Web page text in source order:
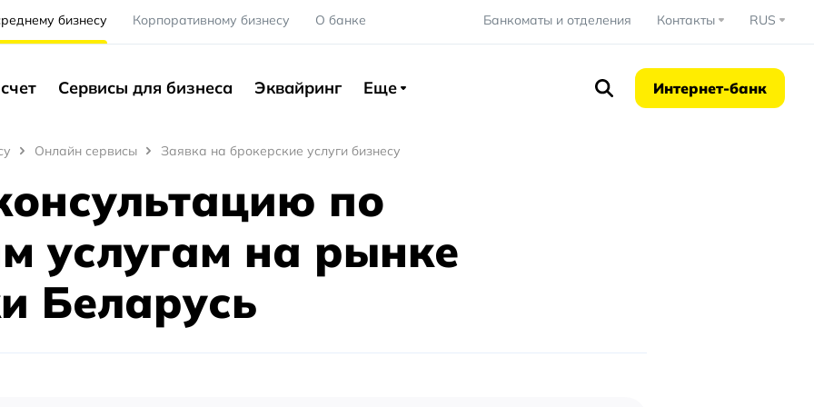
бизнесу Корпоративному бизнесу О банке Банкоматы и отделения Контакты RUS
Сервисы для бизнеса Эквайринг Еще Интернет-банк
Онлайн сервисы Заявка на брокерские услуги бизнесу
по
услугам на рынке
Беларусь